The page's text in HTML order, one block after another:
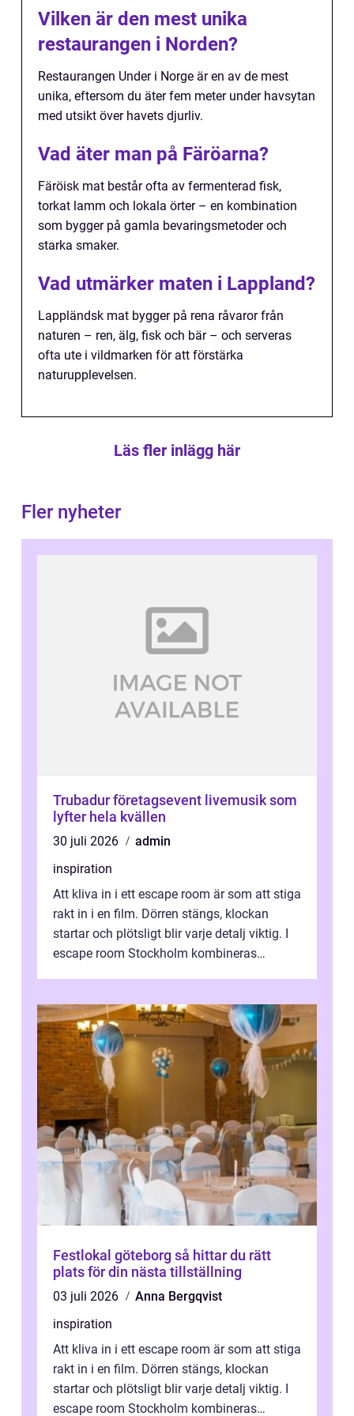
Vilken är den mest unika
restaurangen i Norden?
Restaurangen Under i Norge är en av de mest
unika, eftersom du äter fem meter under havsytan
med utsikt över havets djurliv.
Vad äter man på Färöarna?
Färöisk mat består ofta av fermenterad fisk,
torkat lamm och lokala örter – en kombination
som bygger på gamla bevaringsmetoder och
starka smaker.
Vad utmärker maten i Lappland?
Lappländsk mat bygger på rena råvaror från
naturen – ren, älg, fisk och bär – och serveras
ofta ute i vildmarken för att förstärka
naturupplevelsen.
Läs fler inlägg här
Fler nyheter
Trubadur företagsevent livemusik som
lyfter hela kvällen
30 juli 2026
admin
inspiration
Att kliva in i ett escape room är som att stiga
rakt in i en film. Dörren stängs, klockan
startar och plötsligt blir varje detalj viktig. I
escape room Stockholm kombineras
Festlokal göteborg så hittar du rätt
plats för din nästa tillställning
03 juli 2026
Anna Bergqvist
inspiration
Att kliva in i ett escape room är som att stiga
rakt in i en film. Dörren stängs, klockan
startar och plötsligt blir varje detalj viktig. I
escape room Stockholm kombineras